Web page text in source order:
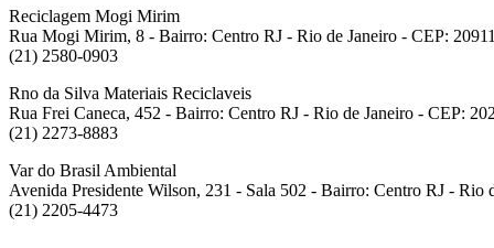
Reciclagem Mogi Mirim
Rua Mogi Mirim, 8 - Bairro: Centro RJ - Rio de Janeiro - CEP:
(21) 2580-0903
Rno da Silva Materiais Reciclaveis
Rua Frei Caneca, 452 - Bairro: Centro RJ - Rio de Janeiro - CEP:
(21) 2273-8883
Var do Brasil Ambiental
Avenida Presidente Wilson, 231 - Sala 502 - Bairro: Centro RJ - Rio
(21) 2205-4473